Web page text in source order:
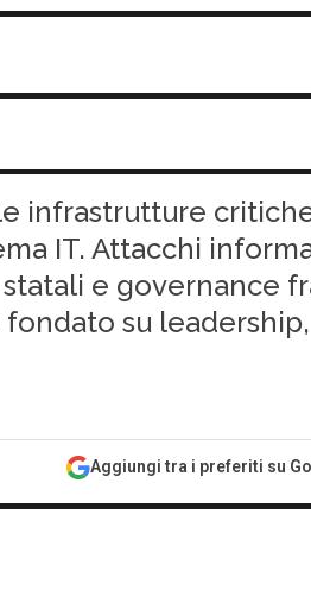
infrastrutture
IT. Attacchi
e governance
su
Aggiungi tra i preferiti su